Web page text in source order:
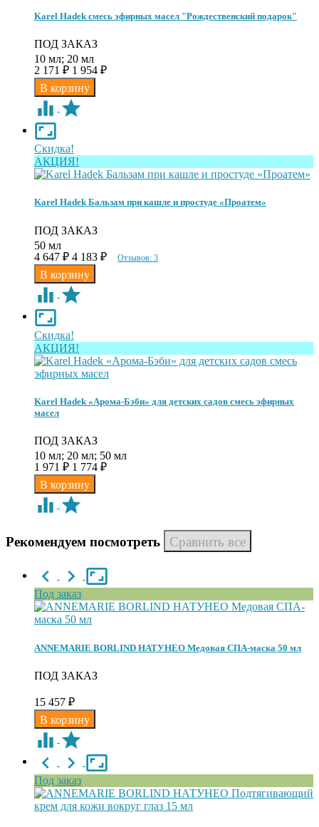
Karel Hadek смесь эфирных масел "Рождественский подарок"
ПОД ЗАКАЗ
10 мл; 20 мл
2 171 ₽ 1 954 ₽
Скидка!
АКЦИЯ!
Karel Hadek Бальзам при кашле и простуде «Проатем»
ПОД ЗАКАЗ
50 мл
4 647 ₽ 4 183 ₽ Отзывов: 3
Скидка!
АКЦИЯ!
Karel Hadek «Арома-Бэби» для детских садов смесь эфирных
масел
ПОД ЗАКАЗ
10 мл; 20 мл; 50 мл
1 971 ₽ 1 774 ₽
Рекомендуем посмотреть
Под заказ
ANNEMARIE BORLIND НАТУНЕО Медовая СПА-маска 50 мл
ПОД ЗАКАЗ
15 457 ₽
Под заказ